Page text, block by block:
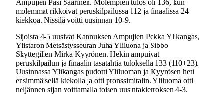
Ampujien Pasi Saarinen. Molempien tulos oli 136, kun
molemmat rikkoivat peruskilpailussa 112 ja finaalissa 24
kiekkoa. Nissilä voitti uusinnan 10-9.
Sijoista 4-5 uusivat Kannuksen Ampujien Pekka Ylikangas,
Ylistaron Metsästysseuran Juha Yliluona ja Sibbo
Skyttegillen Mirka Kyyrönen. Hekin ampuivat
peruskilpailun ja finaalin tasatahtia tuloksella 133 (110+23).
Uusinnassa Ylikangas pudotti Yliluoman ja Kyyrösen heti
ensimmäisellä kiekolla ja otti pronssimitalin. Yliluoma otti
neljännen sijan voittamalla toisen uusintakierroksen 4-3.